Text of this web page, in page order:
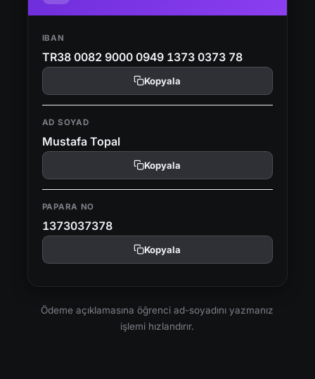
IBAN
TR38 0082 9000 0949 1373 0373 78
Kopyala
AD SOYAD
Mustafa Topal
Kopyala
PAPARA NO
1373037378
Kopyala
Ödeme açıklamasına öğrenci ad-soyadını yazmanız
işlemi hızlandırır.